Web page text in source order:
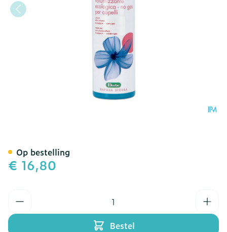
€ 16,80
Bestel
Op bestelling